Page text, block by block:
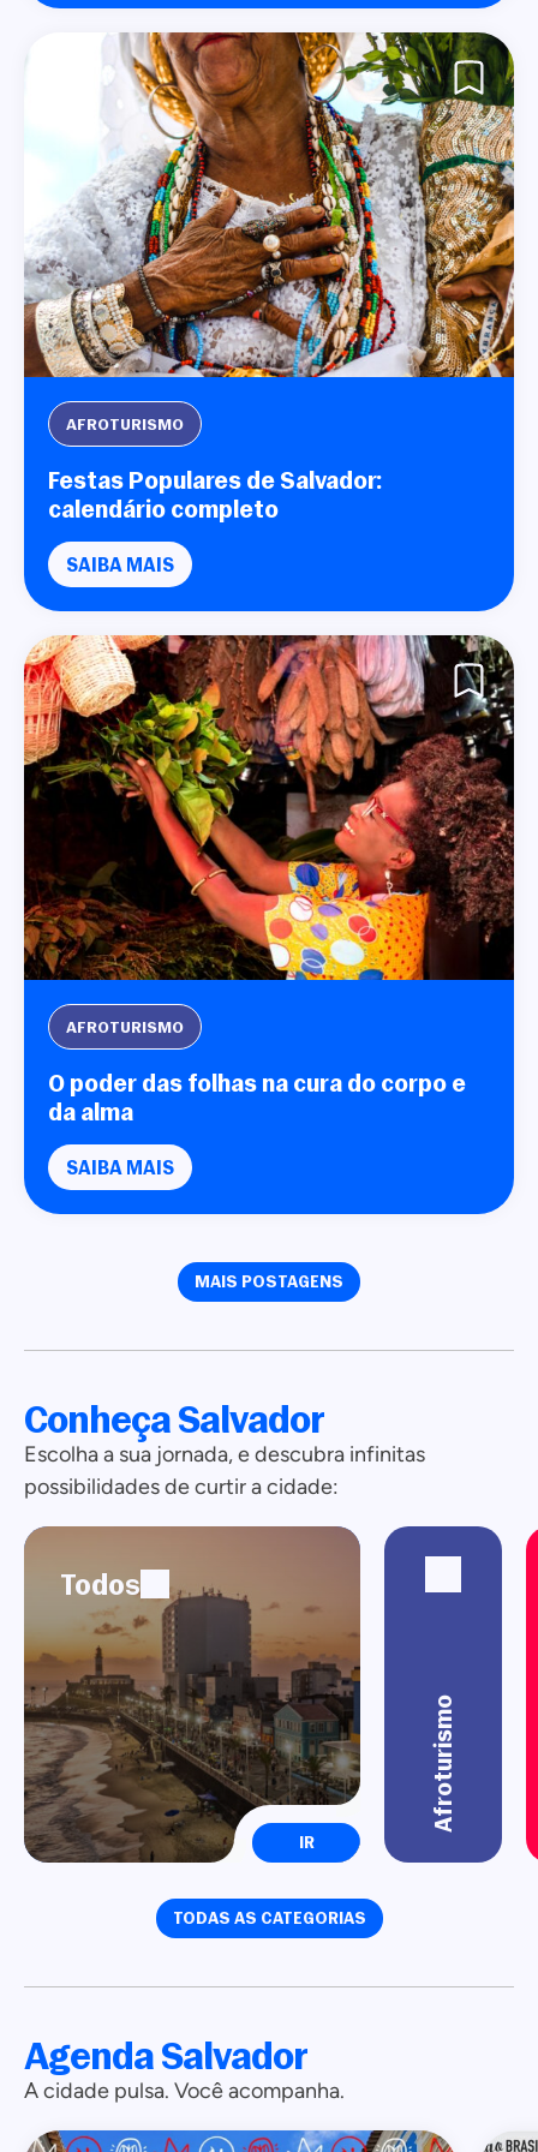
AFROTURISMO
Festas Populares de Salvador:
calendário completo
SAIBA MAIS
AFROTURISMO
O poder das folhas na cura do corpo e
da alma
SAIBA MAIS
MAIS POSTAGENS
Conheça Salvador
Escolha a sua jornada, e descubra infinitas
possibilidades de curtir a cidade:
Todos
IR
Afroturismo
TODAS AS CATEGORIAS
Agenda Salvador
A cidade pulsa. Você acompanha.